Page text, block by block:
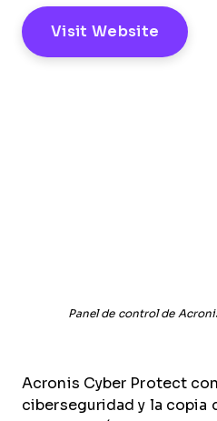
Visit Website
Panel de control de
Acronis Cyber Protect
ciberseguridad y la copia